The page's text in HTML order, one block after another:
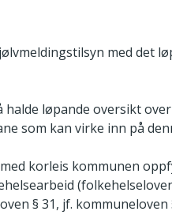
med det
løpande oversikt
som kan virke inn på
korleis kommunen
§ 31, jf. kommuneloven